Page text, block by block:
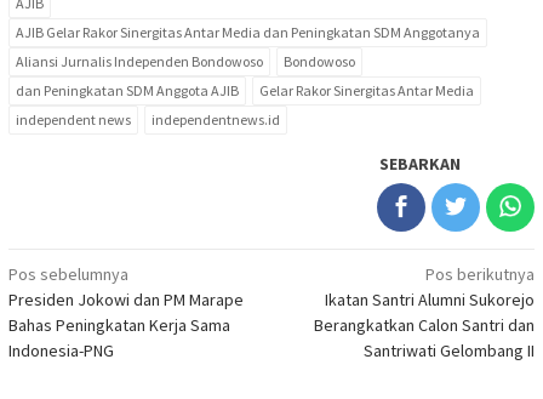
AJIB Gelar Rakor Sinergitas Antar Media dan Peningkatan SDM Anggotanya
Aliansi Jurnalis Independen Bondowoso
Bondowoso
dan Peningkatan SDM Anggota AJIB
Gelar Rakor Sinergitas Antar Media
independent news
independentnews.id
SEBARKAN
Navigasi
pos
Pos sebelumnya
Presiden Jokowi dan PM Marape
Bahas Peningkatan Kerja Sama
Indonesia-PNG
Pos berikutnya
Ikatan Santri Alumni Sukorejo
Berangkatkan Calon Santri dan
Santriwati Gelombang II